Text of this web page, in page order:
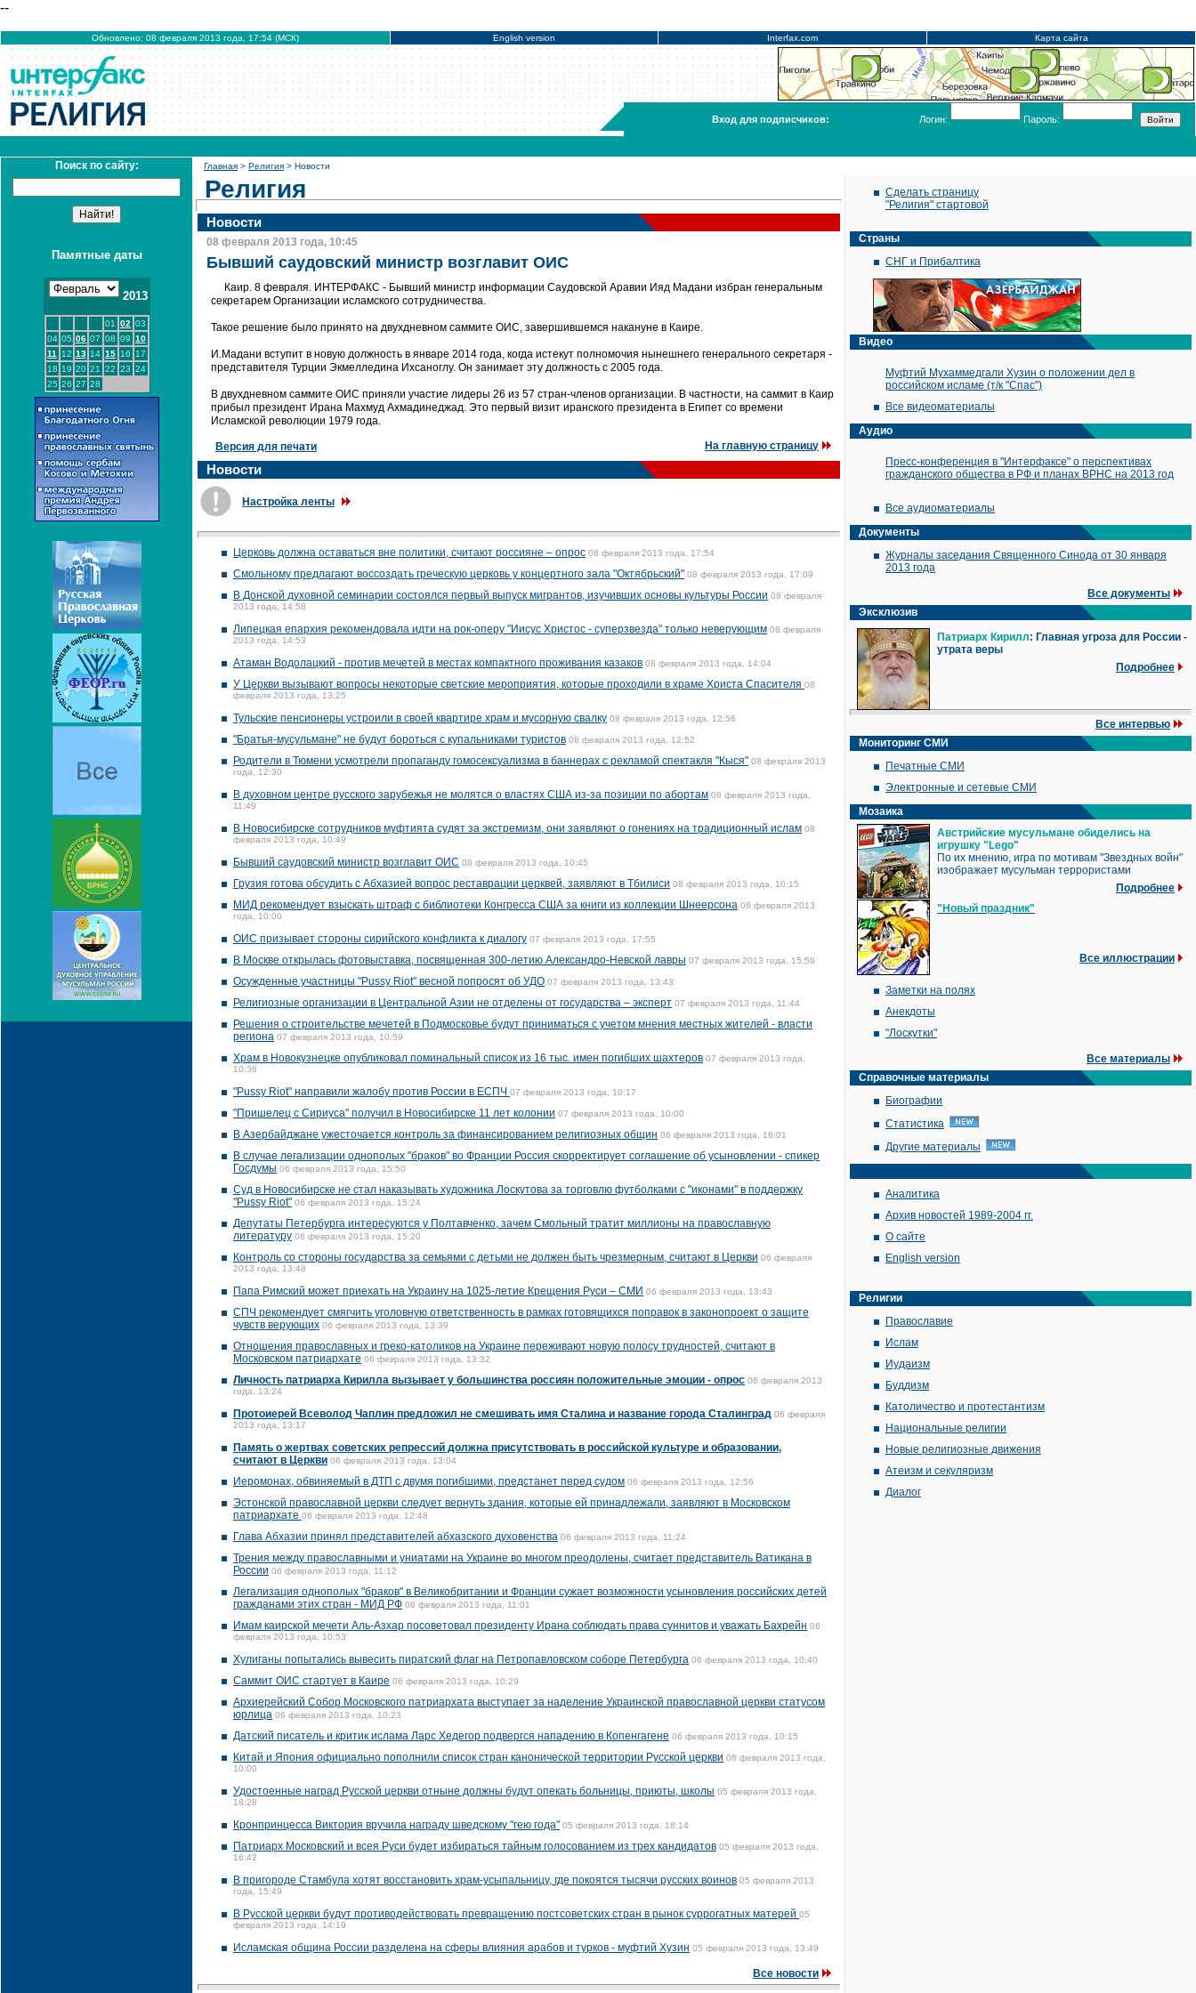
--
Обновлено: 08 февраля 2013 года, 17:54 (МСК) English version Interfax.com Карта сайта
Вход для подписчиков: Логин: Пароль:
Поиск по сайту:
Памятные даты
2013
01 02 03
04 05 06 07 08 09 10
11
12 13 14 15 16
17
18 19 20 21 22 23 24
25 26 27 28
Главная > Религия > Новости
Религия
Новости
08 февраля 2013 года, 10:45
Бывший саудовский министр возглавит ОИС
Каир. 8 февраля. ИНТЕРФАКС - Бывший министр информации Саудовской Аравии Ияд Мадани избран генеральным
секретарем Организации исламского сотрудничества.
Такое решение было принято на двухдневном саммите ОИС, завершившемся накануне в Каире.
И.Мадани вступит в новую должность в январе 2014 года, когда истекут полномочия нынешнего генерального секретаря -
представителя Турции Экмелледина Ихсаноглу. Он занимает эту должность с 2005 года.
В двухдневном саммите ОИС приняли участие лидеры 26 из 57 стран-членов организации. В частности, на саммит в Каир
прибыл президент Ирана Махмуд Ахмадинеджад. Это первый визит иранского президента в Египет со времени
Исламской революции 1979 года.
Версия для печати На главную страницу
Новости
Настройка ленты
Церковь должна оставаться вне политики, считают россияне – опрос 08 февраля 2013 года, 17:54
Смольному предлагают воссоздать греческую церковь у концертного зала "Октябрьский" 08 февраля 2013 года, 17:09
В Донской духовной семинарии состоялся первый выпуск мигрантов, изучивших основы культуры России 08 февраля
2013 года, 14:58
Липецкая епархия рекомендовала идти на рок-оперу "Иисус Христос - суперзвезда" только неверующим 08 февраля
2013 года, 14:53
Атаман Водолацкий - против мечетей в местах компактного проживания казаков 08 февраля 2013 года, 14:04
У Церкви вызывают вопросы некоторые светские мероприятия, которые проходили в храме Христа Спасителя 08
февраля 2013 года, 13:25
Тульские пенсионеры устроили в своей квартире храм и мусорную свалку 08 февраля 2013 года, 12:56
"Братья-мусульмане" не будут бороться с купальниками туристов 08 февраля 2013 года, 12:52
Родители в Тюмени усмотрели пропаганду гомосексуализма в баннерах с рекламой спектакля "Кыся" 08 февраля 2013
года, 12:30
В духовном центре русского зарубежья не молятся о властях США из-за позиции по абортам 08 февраля 2013 года,
11:49
В Новосибирске сотрудников муфтията судят за экстремизм, они заявляют о гонениях на традиционный ислам 08
февраля 2013 года, 10:49
Бывший саудовский министр возглавит ОИС 08 февраля 2013 года, 10:45
Грузия готова обсудить с Абхазией вопрос реставрации церквей, заявляют в Тбилиси 08 февраля 2013 года, 10:15
МИД рекомендует взыскать штраф с библиотеки Конгресса США за книги из коллекции Шнеерсона 08 февраля 2013
года, 10:00
ОИС призывает стороны сирийского конфликта к диалогу 07 февраля 2013 года, 17:55
В Москве открылась фотовыставка, посвященная 300-летию Александро-Невской лавры 07 февраля 2013 года, 15:59
Осужденные участницы "Pussy Riot" весной попросят об УДО 07 февраля 2013 года, 13:43
Религиозные организации в Центральной Азии не отделены от государства – эксперт 07 февраля 2013 года, 11:44
Решения о строительстве мечетей в Подмосковье будут приниматься с учетом мнения местных жителей - власти
региона 07 февраля 2013 года, 10:59
Храм в Новокузнецке опубликовал поминальный список из 16 тыс. имен погибших шахтеров 07 февраля 2013 года,
10:36
"Pussy Riot" направили жалобу против России в ЕСПЧ 07 февраля 2013 года, 10:17
"Пришелец с Сириуса" получил в Новосибирске 11 лет колонии 07 февраля 2013 года, 10:00
В Азербайджане ужесточается контроль за финансированием религиозных общин 06 февраля 2013 года, 16:01
В случае легализации однополых "браков" во Франции Россия скорректирует соглашение об усыновлении - спикер
Госдумы 06 февраля 2013 года, 15:50
Суд в Новосибирске не стал наказывать художника Лоскутова за торговлю футболками с "иконами" в поддержку
"Pussy Riot" 06 февраля 2013 года, 15:24
Депутаты Петербурга интересуются у Полтавченко, зачем Смольный тратит миллионы на православную
литературу 06 февраля 2013 года, 15:20
Контроль со стороны государства за семьями с детьми не должен быть чрезмерным, считают в Церкви 06 февраля
2013 года, 13:48
Папа Римский может приехать на Украину на 1025-летие Крещения Руси – СМИ 06 февраля 2013 года, 13:43
СПЧ рекомендует смягчить уголовную ответственность в рамках готовящихся поправок в законопроект о защите
чувств верующих 06 февраля 2013 года, 13:39
Отношения православных и греко-католиков на Украине переживают новую полосу трудностей, считают в
Московском патриархате 06 февраля 2013 года, 13:32
Личность патриарха Кирилла вызывает у большинства россиян положительные эмоции - опрос 06 февраля 2013
года, 13:24
Протоиерей Всеволод Чаплин предложил не смешивать имя Сталина и название города Сталинград 06 февраля
2013 года, 13:17
Память о жертвах советских репрессий должна присутствовать в российской культуре и образовании,
считают в Церкви 06 февраля 2013 года, 13:04
Иеромонах, обвиняемый в ДТП с двумя погибшими, предстанет перед судом 06 февраля 2013 года, 12:56
Эстонской православной церкви следует вернуть здания, которые ей принадлежали, заявляют в Московском
патриархате 06 февраля 2013 года, 12:48
Глава Абхазии принял представителей абхазского духовенства 06 февраля 2013 года, 11:24
Трения между православными и униатами на Украине во многом преодолены, считает представитель Ватикана в
России 06 февраля 2013 года, 11:12
Легализация однополых "браков" в Великобритании и Франции сужает возможности усыновления российских детей
гражданами этих стран - МИД РФ 06 февраля 2013 года, 11:01
Имам каирской мечети Аль-Азхар посоветовал президенту Ирана соблюдать права суннитов и уважать Бахрейн 06
февраля 2013 года, 10:53
Хулиганы попытались вывесить пиратский флаг на Петропавловском соборе Петербурга 06 февраля 2013 года, 10:40
Саммит ОИС стартует в Каире 06 февраля 2013 года, 10:29
Архиерейский Собор Московского патриархата выступает за наделение Украинской православной церкви статусом
юрлица 06 февраля 2013 года, 10:23
Датский писатель и критик ислама Ларс Хедегор подвергся нападению в Копенгагене 06 февраля 2013 года, 10:15
Китай и Япония официально пополнили список стран канонической территории Русской церкви 06 февраля 2013 года,
10:00
Удостоенные наград Русской церкви отныне должны будут опекать больницы, приюты, школы 05 февраля 2013 года,
18:28
Кронпринцесса Виктория вручила награду шведскому "гею года" 05 февраля 2013 года, 18:14
Патриарх Московский и всея Руси будет избираться тайным голосованием из трех кандидатов 05 февраля 2013 года,
16:42
В пригороде Стамбула хотят восстановить храм-усыпальницу, где покоятся тысячи русских воинов 05 февраля 2013
года, 15:49
В Русской церкви будут противодействовать превращению постсоветских стран в рынок суррогатных матерей 05
февраля 2013 года, 14:19
Исламская община России разделена на сферы влияния арабов и турков - муфтий Хузин 05 февраля 2013 года, 13:49
Все новости
Сделать страницу
"Религия" стартовой
Страны
СНГ и Прибалтика
Видео
Муфтий Мухаммедгали Хузин о положении дел в
российском исламе (т/к "Спас")
Все видеоматериалы
Аудио
Пресс-конференция в "Интерфаксе" о перспективах
гражданского общества в РФ и планах ВРНС на 2013 год
Все аудиоматериалы
Документы
Журналы заседания Священного Синода от 30 января
2013 года
Все документы
Эксклюзив
Патриарх Кирилл: Главная угроза для России -
утрата веры
Подробнее
Все интервью
Мониторинг СМИ
Печатные СМИ
Электронные и сетевые СМИ
Мозаика
Австрийские мусульмане обиделись на
игрушку "Lego"
По их мнению, игра по мотивам "Звездных войн"
изображает мусульман террористами
Подробнее
"Новый праздник"
Все иллюстрации
Заметки на полях
Анекдоты
"Лоскутки"
Все материалы
Справочные материалы
Биографии
Статистика
Другие материалы
Аналитика
Архив новостей 1989-2004 гг.
О сайте
English version
Религии
Православие
Ислам
Иудаизм
Буддизм
Католичество и протестантизм
Национальные религии
Новые религиозные движения
Атеизм и секуляризм
Диалог